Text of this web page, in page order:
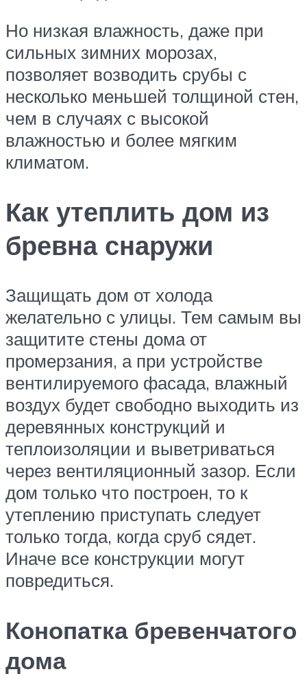
Но низкая влажность, даже при
сильных зимних морозах,
позволяет возводить срубы с
несколько меньшей толщиной стен,
чем в случаях с высокой
влажностью и более мягким
климатом.
Как утеплить дом из
бревна снаружи
Защищать дом от холода
желательно с улицы. Тем самым вы
защитите стены дома от
промерзания, а при устройстве
вентилируемого фасада, влажный
воздух будет свободно выходить из
деревянных конструкций и
теплоизоляции и выветриваться
через вентиляционный зазор. Если
дом только что построен, то к
утеплению приступать следует
только тогда, когда сруб сядет.
Иначе все конструкции могут
повредиться.
Конопатка бревенчатого
дома